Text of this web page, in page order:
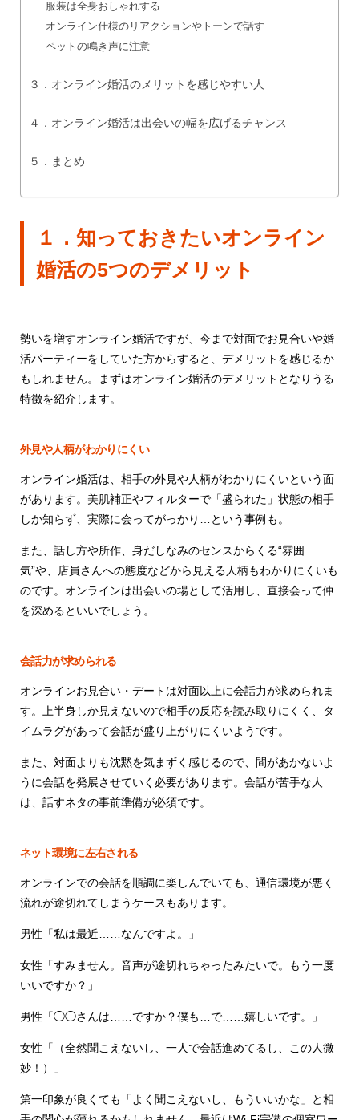
服装は全身おしゃれする
オンライン仕様のリアクションやトーンで話す
ペットの鳴き声に注意
３．オンライン婚活のメリットを感じやすい人
４．オンライン婚活は出会いの幅を広げるチャンス
５．まとめ
１．知っておきたいオンライン
婚活の5つのデメリット
勢いを増すオンライン婚活ですが、今まで対面でお見合いや婚
活パーティーをしていた方からすると、デメリットを感じるか
もしれません。まずはオンライン婚活のデメリットとなりうる
特徴を紹介します。
外見や人柄がわかりにくい
オンライン婚活は、相手の外見や人柄がわかりにくいという面
があります。美肌補正やフィルターで「盛られた」状態の相手
しか知らず、実際に会ってがっかり…という事例も。
また、話し方や所作、身だしなみのセンスからくる“雰囲
気”や、店員さんへの態度などから見える人柄もわかりにくいも
のです。オンラインは出会いの場として活用し、直接会って仲
を深めるといいでしょう。
会話力が求められる
オンラインお見合い・デートは対面以上に会話力が求められま
す。上半身しか見えないので相手の反応を読み取りにくく、タ
イムラグがあって会話が盛り上がりにくいようです。
また、対面よりも沈黙を気まずく感じるので、間があかないよ
うに会話を発展させていく必要があります。会話が苦手な人
は、話すネタの事前準備が必須です。
ネット環境に左右される
オンラインでの会話を順調に楽しんでいても、通信環境が悪く
流れが途切れてしまうケースもあります。
男性「私は最近……なんですよ。」
女性「すみません。音声が途切れちゃったみたいで。もう一度
いいですか？」
男性「◯◯さんは……ですか？僕も…で……嬉しいです。」
女性「（全然聞こえないし、一人で会話進めてるし、この人微
妙！）」
第一印象が良くても「よく聞こえないし、もういいかな」と相